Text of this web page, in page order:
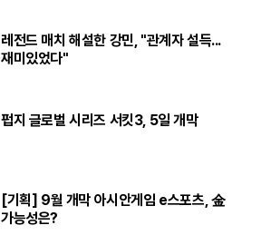
레전드 매치 해설한 강민, "관계자 설득...
재미있었다"
펍지 글로벌 시리즈 서킷3, 5일 개막
[기획] 9월 개막 아시안게임 e스포츠, 金
가능성은?